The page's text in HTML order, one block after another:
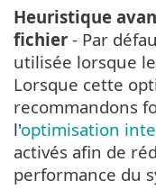
Heuristique
fichier - Par
utilisée lorsque
Lorsque cette
recommandons
l'optimisation
activés afin de
performance du